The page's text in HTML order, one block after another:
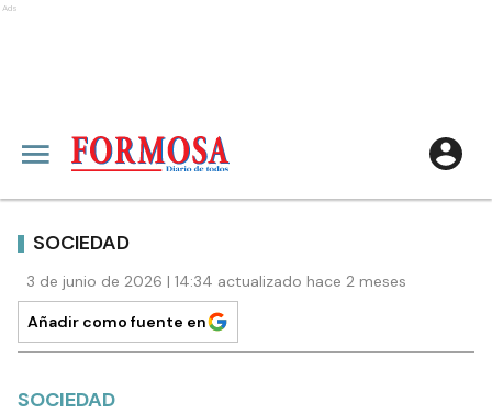
Ads
SOCIEDAD
3 de junio de 2026 | 14:34 actualizado hace 2 meses
Añadir como fuente en
SOCIEDAD